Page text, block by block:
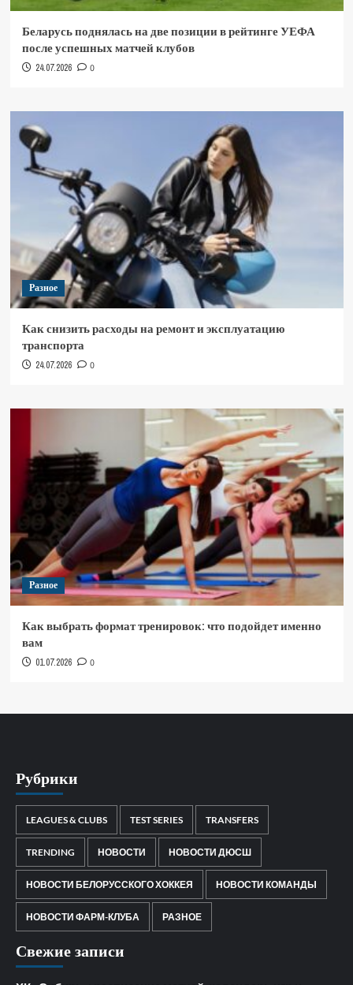
Беларусь поднялась на две позиции в рейтинге УЕФА
после успешных матчей клубов
24.07.2026 0
Разное
Как снизить расходы на ремонт и эксплуатацию
транспорта
24.07.2026 0
Разное
Как выбрать формат тренировок: что подойдет именно
вам
01.07.2026 0
Рубрики
LEAGUES & CLUBS TEST SERIES TRANSFERS
TRENDING НОВОСТИ НОВОСТИ ДЮСШ
НОВОСТИ БЕЛОРУССКОГО ХОККЕЯ НОВОСТИ КОМАНДЫ
НОВОСТИ ФАРМ-КЛУБА РАЗНОЕ
Свежие записи